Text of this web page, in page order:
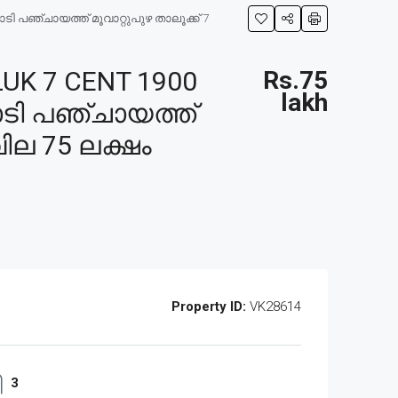
മാറാടി പഞ്ചായത്ത് മൂവാറ്റുപുഴ താലൂക്ക് 7
7 CENT 1900
പഞ്ചായത്ത്
75 ലക്ഷം
Rs.75
lakh
Property ID: VK28614
3